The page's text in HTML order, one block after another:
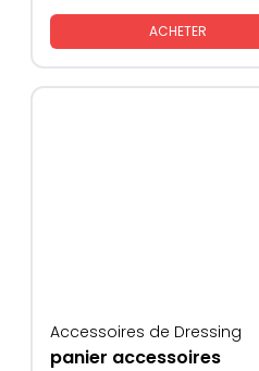
ACHETER
Accessoires de Dressing
panier accessoires